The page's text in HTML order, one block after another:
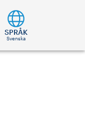
SPRÅK
Svenska